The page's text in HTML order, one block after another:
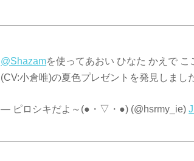
@Shazamを使ってあおい ひなた かえで
(CV:小倉唯)の夏色プレゼントを発見しまし
— ピロシキだよ～(●・▽・●) (@hsrmy_ie)